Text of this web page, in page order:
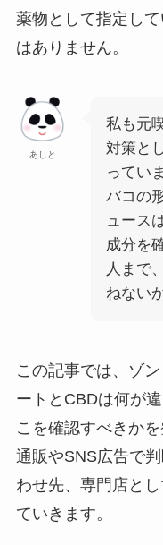
薬物として指定し
はありません。
あしと
私も元
対策と
ってい
バコの
ュース
成分を
人まで
ねない
この記事では、ゾ
ートとCBDは何が
こを確認すべきか
通販やSNS広告で
わせ先、専門店と
ていきます。